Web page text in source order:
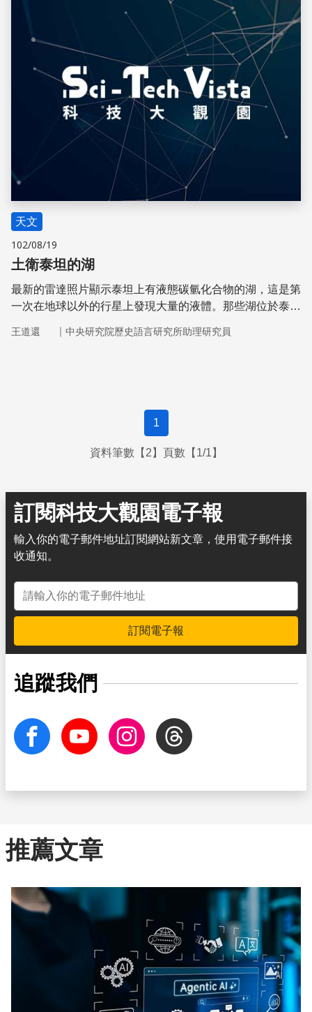
儲存
天文
102/08/19
土衛泰坦的湖
最新的雷達照片顯示泰坦上有液態碳氫化合物的湖，這是第
一次在地球以外的行星上發現大量的液體。那些湖位於泰坦
王道還 ｜ 中央研究院歷史語言研究所助理研究員
1
資料筆數【2】頁數【1/1】
訂閱科技大觀園電子報
輸入你的電子郵件地址訂閱網站新文章，使用電子郵件接
收通知。
電子郵件地址
訂閱電子報
追蹤我們
facebook Youtube InstagramThreads
推薦文章